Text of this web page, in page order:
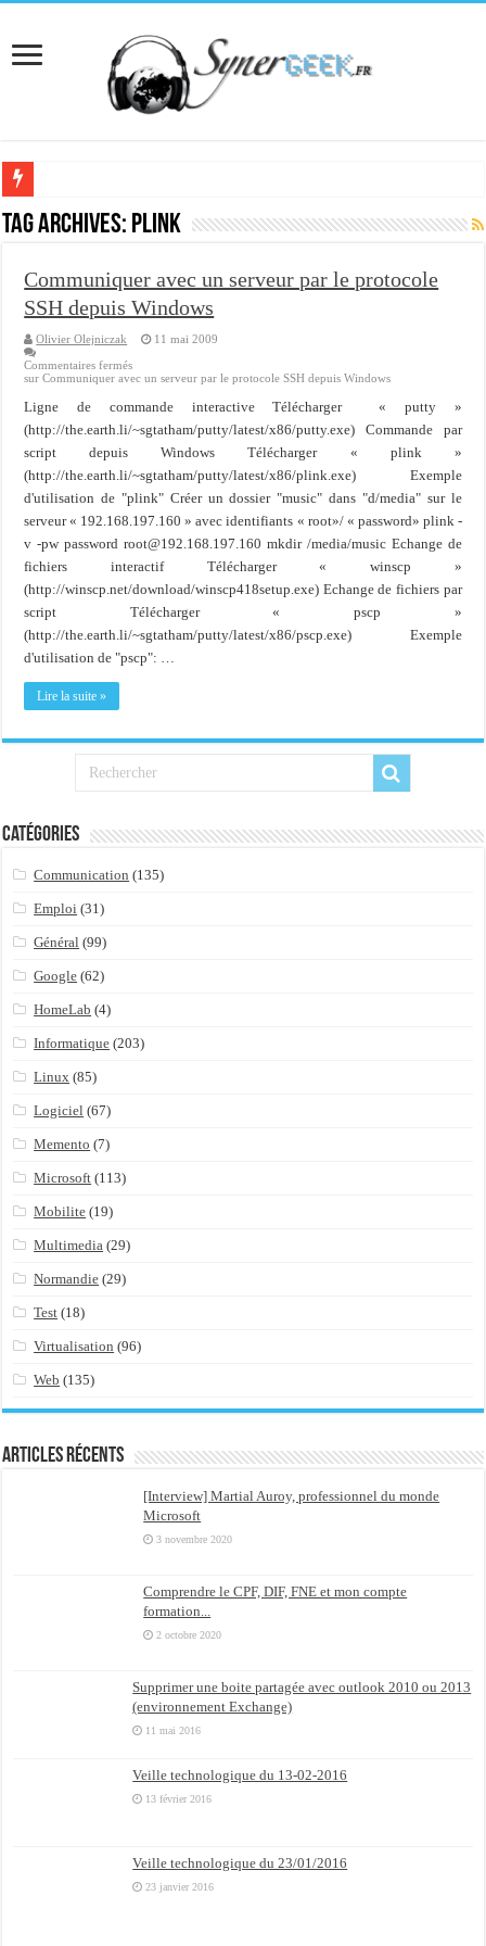
[Interview] Martial Auroy, professionnel du monde Microsoft
Supprimer une boite partagée avec outlook 2010 ou 2013 (environnement
Veille technologique du 13-02-2016
Veille technologique du 23/01/2016
Veille technologique du 17-01-2016
Bonne année 2016 et rétro 2015
Memento - Centos revenir en arrière après un yum update
Importer du contenu XML dans une table SQL serveur
OnlyOffice, une solution CRM/Gestion documents et plus encore...
Tag Archives: plink
Communiquer avec un serveur par le protocole
SSH depuis Windows
Olivier Olejniczak
11 mai 2009
Commentaires fermés
sur Communiquer avec un serveur par le protocole SSH depuis Windows
Ligne de commande interactive Télécharger « putty »
(http://the.earth.li/~sgtatham/putty/latest/x86/putty.exe) Commande par
script depuis Windows Télécharger « plink »
(http://the.earth.li/~sgtatham/putty/latest/x86/plink.exe) Exemple
d'utilisation de "plink" Créer un dossier "music" dans "d/media" sur le
serveur « 192.168.197.160 » avec identifiants « root»/ « password» plink -
v -pw password root@192.168.197.160 mkdir /media/music Echange de
fichiers interactif Télécharger « winscp »
(http://winscp.net/download/winscp418setup.exe) Echange de fichiers par
script Télécharger « pscp »
(http://the.earth.li/~sgtatham/putty/latest/x86/pscp.exe) Exemple
d'utilisation de "pscp": …
Lire la suite »
Catégories
Communication (135)
Emploi (31)
Général (99)
Google (62)
HomeLab (4)
Informatique (203)
Linux (85)
Logiciel (67)
Memento (7)
Microsoft (113)
Mobilite (19)
Multimedia (29)
Normandie (29)
Test (18)
Virtualisation (96)
Web (135)
Articles récents
[Interview] Martial Auroy, professionnel du monde
Microsoft
3 novembre 2020
Comprendre le CPF, DIF, FNE et mon compte
formation...
2 octobre 2020
Supprimer une boite partagée avec outlook 2010 ou 2013
(environnement Exchange)
11 mai 2016
Veille technologique du 13-02-2016
13 février 2016
Veille technologique du 23/01/2016
23 janvier 2016